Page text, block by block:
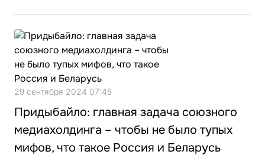
29 сентября 2024 07:45
Придыбайло: главная задача союзного
медиахолдинга – чтобы не было тупых
мифов, что такое Россия и Беларусь